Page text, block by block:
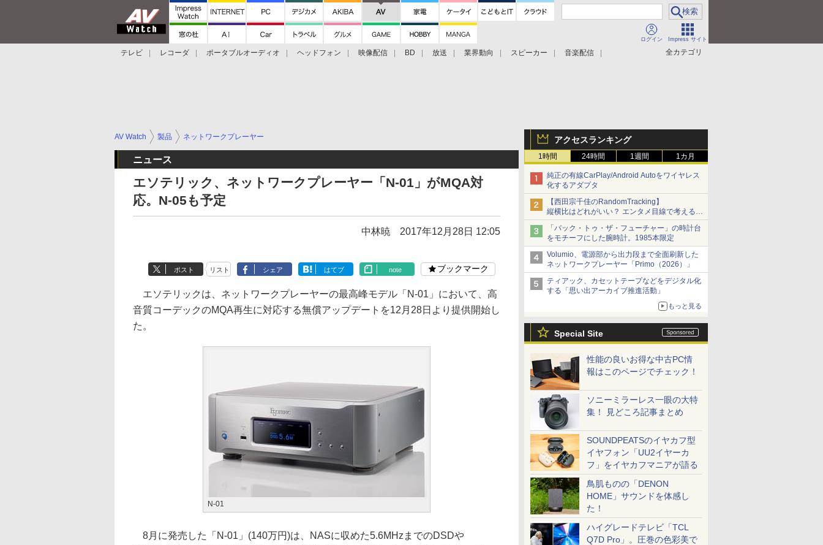
ログイン Impress サイト
全カテゴリ
テレビ レコーダ ポータブルオーディオ ヘッドフォン 映像配信 BD 放送 業界動向 スピーカー
音楽配信
アクセスランキング
1時間 24時間 1週間 1カ月
純正の有線CarPlay/Android Autoをワイヤレス
化するアダプタ
【西田宗千佳のRandomTracking】
縦横比はどれがいい？ エンタメ目線で考える、
サムスン新「Galaxy Z Fold」
「バック・トゥ・ザ・フューチャー」の時計台
をモチーフにした腕時計。1985本限定
Volumio、電源部から出力段まで全面刷新した
ネットワークプレーヤー「Primo（2026）」
ティアック、カセットテープなどをデジタル化
する「思い出アーカイブ推進活動」
もっと見る
Special Site
性能の良いお得な中古PC情
報はこのページでチェック！
ソニーミラーレス一眼の大特
集！ 見どころ記事まとめ
SOUNDPEATSのイヤカフ型
イヤフォン「UU2イヤーカ
フ」をイヤカフマニアが語る
鳥肌ものの「DENON
HOME」サウンドを体感し
た！
ハイグレードテレビ「TCL
Q7D Pro」。圧巻の色彩美で
AV Watch 製品 ネットワークプレーヤー
ニュース
エソテリック、ネットワークプレーヤー「N-01」がMQA対
応。N-05も予定
中林暁 2017年12月28日 12:05
ポスト リスト シェア はてブ note ブックマーク
エソテリックは、ネットワークプレーヤーの最高峰モデル「N-01」において、高
音質コーデックのMQA再生に対応する無償アップデートを12月28日より提供開始し
た。
N-01
8月に発売した「N-01」(140万円)は、NASに収めた5.6MHzまでのDSDや